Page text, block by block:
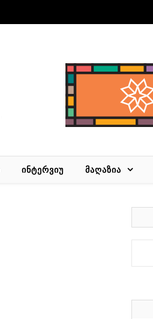
ᲘᲜᲢᲔᲠᲕᲘᲣ ᲛᲐᲦᲐᲖᲘᲐ